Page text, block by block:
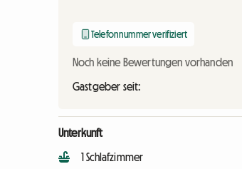
Telefonnummer verifiziert
Noch keine Bewertungen vorhanden
Gastgeber seit:
Unterkunft
1 Schlafzimmer